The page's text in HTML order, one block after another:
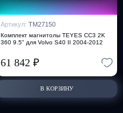
Артикул: TM27150
Комплект магнитолы TEYES CC3 2K
360 9.5" для Volvo S40 II 2004-2012
61 842 ₽
В КОРЗИНУ